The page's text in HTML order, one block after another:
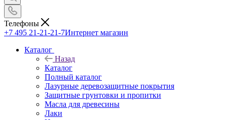
Телефоны
+7 495 21-21-21-7Интернет магазин
Каталог
Назад
Каталог
Полный каталог
Лазурные деревозащитные покрытия
Защитные грунтовки и пропитки
Масла для древесины
Лаки